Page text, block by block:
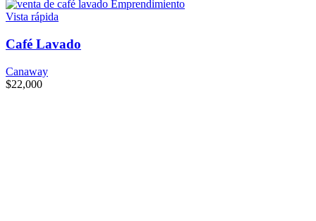
Vista rápida
Café Lavado
Canaway
$22,000